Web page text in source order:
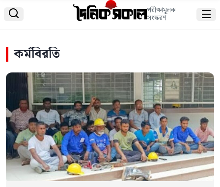
 পরীক্ষামূলক
সংস্করণ 
কর্মবিরতি